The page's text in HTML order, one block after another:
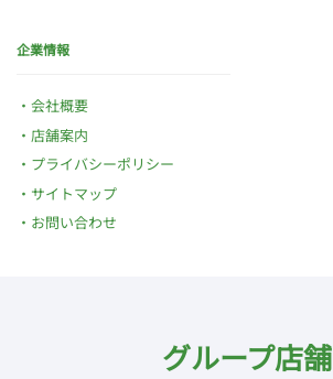
企業情報
会社概要
店舗案内
プライバシーポリシー
サイトマップ
お問い合わせ
グループ店舗